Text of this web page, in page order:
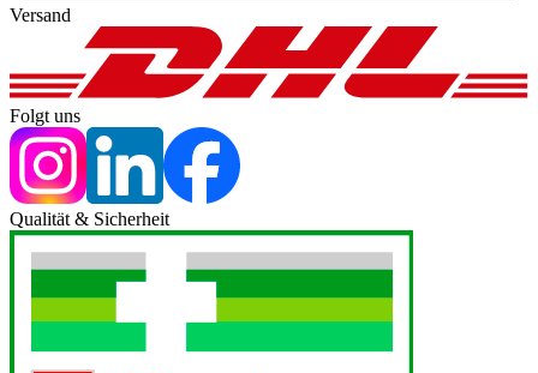
Versand
Folgt uns
Qualität & Sicherheit